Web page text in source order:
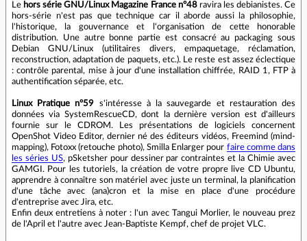
Le hors série GNU/Linux Magazine France n°48ravira les debianistes. Ce
hors-série n'est pas que technique car il aborde aussi la philosophie,
l'historique, la gouvernance et l'organisation de cette honorable
distribution. Une autre bonne partie est consacré au packaging sous
Debian GNU/Linux (utilitaires divers, empaquetage, réclamation,
reconstruction, adaptation de paquets, etc.). Le reste est assez éclectique
: contrôle parental, mise à jour d'une installation chiffrée, RAID 1, FTP à
authentification séparée, etc.
Linux Pratique n°59 s'intéresse à la sauvegarde et restauration des
données via SystemRescueCD, dont la dernière version est d'ailleurs
fournie sur le CDROM. Les présentations de logiciels concernent
OpenShot Video Editor, dernier né des éditeurs vidéos, Freemind (mind-
mapping), Fotoxx (retouche photo), Smilla Enlarger pour faire comme dans
les séries US, pSketsher pour dessiner par contraintes et la Chimie avec
GAMGI. Pour les tutoriels, la création de votre propre live CD Ubuntu,
apprendre à connaître son matériel avec juste un terminal, la planification
d'une tâche avec (ana)cron et la mise en place d'une procédure
d'entreprise avec Jira, etc.
Enfin deux entretiens à noter : l'un avec Tangui Morlier, le nouveau prez
de l'April et l'autre avec Jean-Baptiste Kempf, chef de projet VLC.